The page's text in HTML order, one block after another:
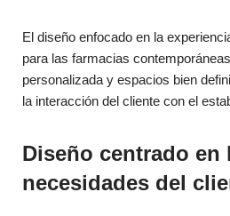
El diseño enfocado en la
para las farmacias
personalizada y espacios bien
la interacción del cliente con el
Diseño centrado en
necesidades del